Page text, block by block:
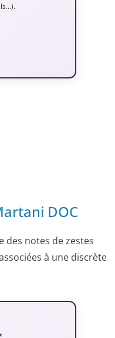
DOC
des notes de zestes
à une discrète